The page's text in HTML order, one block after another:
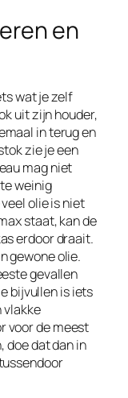
en
wat je zelf
uit zijn houder,
in terug en
zie je een
mag niet
weinig
olie is niet
staat, kan de
erdoor draait.
gewone olie.
gevallen
bijvullen is iets
vlakke
voor de meest
doe dat dan in